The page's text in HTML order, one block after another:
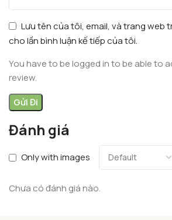
Đánh giá
Only with images
Chưa có đánh giá nào.
Lưu tên của tôi, email, và trang web
cho lần bình luận kế tiếp của tôi.
You have to be logged in to be able to
review.